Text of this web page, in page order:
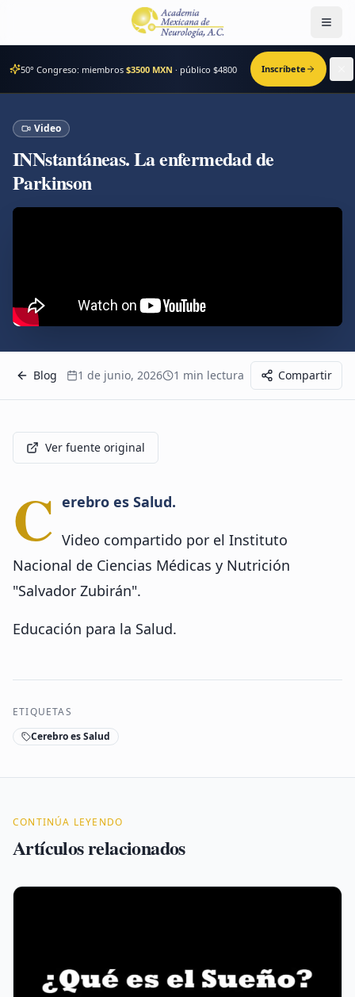
50° Congreso: miembros $3500 MXN · público $4800 Inscríbete
Video
INNstantáneas. La enfermedad de
Parkinson
Blog 1 de junio, 2026 1 min lectura Compartir
Ver fuente original
C erebro es Salud.
Video compartido por el Instituto
Nacional de Ciencias Médicas y Nutrición
"Salvador Zubirán".
Educación para la Salud.
ETIQUETAS
Cerebro es Salud
CONTINÚA LEYENDO
Artículos relacionados